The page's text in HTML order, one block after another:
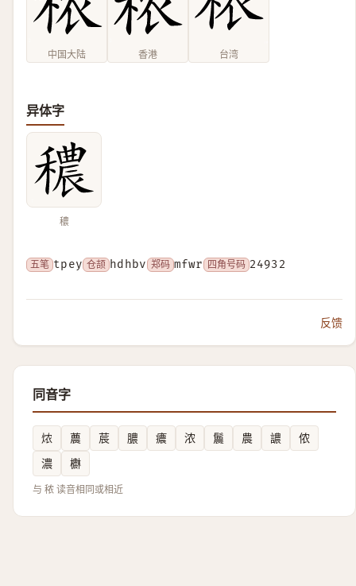
中国大陆 香港 台湾
异体字
穠
五笔 tpey 仓颉 hdhbv 郑码 mfwr 四角号码 24932
反馈
同音字
㶶 蕽 莀 膿 癑 浓 鬞 農 譨
侬
濃
欁
与 秾 读音相同或相近